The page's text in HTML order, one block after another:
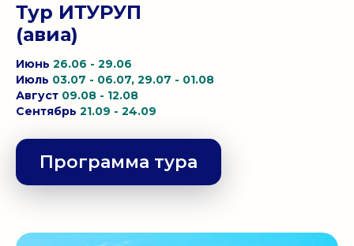
Тур ИТУРУП
(авиа)
Июнь 26.06 - 29.06
Июль 03.07 - 06.07, 29.07 - 01.08
Август 09.08 - 12.08
Сентябрь 21.09 - 24.09
Программа тура